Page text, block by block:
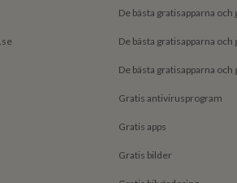
Gratis antivirusprogram
Gratis apps
Gratis bilder